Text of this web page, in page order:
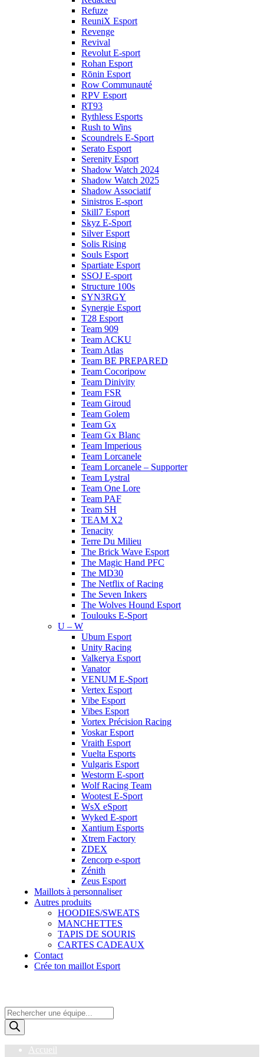
Refuze
ReuniX Esport
Revenge
Revival
Revolut E-sport
Rohan Esport
Rōnin Esport
Row Communauté
RPV Esport
RT93
Rythless Esports
Rush to Wins
Scoundrels E-Sport
Serato Esport
Serenity Esport
Shadow Watch 2024
Shadow Watch 2025
Shadow Associatif
Sinistros E-sport
Skill7 Esport
Skyz E-Sport
Silver Esport
Solis Rising
Souls Esport
Spartiate Esport
SSOJ E-sport
Structure 100s
SYN3RGY
Synergie Esport
T28 Esport
Team 909
Team ACKU
Team Atlas
Team BE PREPARED
Team Cocoripow
Team Dinivity
Team FSR
Team Giroud
Team Golem
Team Gx
Team Gx Blanc
Team Imperious
Team Lorcanele
Team Lorcanele – Supporter
Team Lystral
Team One Lore
Team PAF
Team SH
TEAM X2
Tenacity
Terre Du Milieu
The Brick Wave Esport
The Magic Hand PFC
The MD30
The Netflix of Racing
The Seven Inkers
The Wolves Hound Esport
Toulouks E-Sport
U – W
Ubum Esport
Unity Racing
Valkerya Esport
Vanator
VENUM E-Sport
Vertex Esport
Vibe Esport
Vibes Esport
Vortex Précision Racing
Voskar Esport
Vraith Esport
Vuelta Esports
Vulgaris Esport
Westorm E-sport
Wolf Racing Team
Wootest E-Sport
WsX eSport
Wyked E-sport
Xantium Esports
Xtrem Factory
ZDEX
Zencorp e-sport
Zénith
Zeus Esport
Maillots à personnaliser
Autres produits
HOODIES/SWEATS
MANCHETTES
TAPIS DE SOURIS
CARTES CADEAUX
Contact
Crée ton maillot Esport
Recherche
de
produits
Accueil